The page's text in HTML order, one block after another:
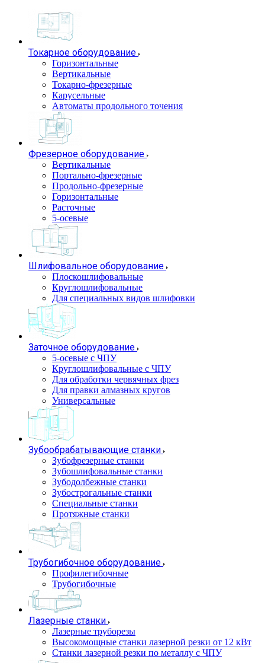
Токарное оборудование
Горизонтальные
Вертикальные
Токарно-фрезерные
Карусельные
Автоматы продольного точения
Фрезерное оборудование
Вертикальные
Портально-фрезерные
Продольно-фрезерные
Горизонтальные
Расточные
5-осевые
Шлифовальное оборудование
Плоскошлифовальные
Круглошлифовальные
Для специальных видов шлифовки
Заточное оборудование
5-осевые с ЧПУ
Круглошлифовальные с ЧПУ
Для обработки червячных фрез
Для правки алмазных кругов
Универсальные
Зубообрабатывающие станки
Зубофрезерные станки
Зубошлифовальные станки
Зубодолбежные станки
Зубострогальные станки
Специальные станки
Протяжные станки
Трубогибочное оборудование
Профилегибочные
Трубогибочные
Лазерные станки
Лазерные труборезы
Высокомощные станки лазерной резки от 12 кВт
Станки лазерной резки по металлу с ЧПУ